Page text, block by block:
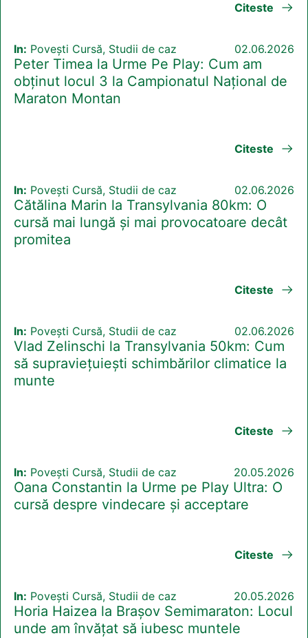
Citeste
In: Povești Cursă, Studii de caz 02.06.2026
Peter Timea la Urme Pe Play: Cum am
obținut locul 3 la Campionatul Național de
Maraton Montan
Citeste
In: Povești Cursă, Studii de caz 02.06.2026
Cătălina Marin la Transylvania 80km: O
cursă mai lungă și mai provocatoare decât
promitea
Citeste
In: Povești Cursă, Studii de caz 02.06.2026
Vlad Zelinschi la Transylvania 50km: Cum
să supraviețuiești schimbărilor climatice la
munte
Citeste
In: Povești Cursă, Studii de caz 20.05.2026
Oana Constantin la Urme pe Play Ultra: O
cursă despre vindecare și acceptare
Citeste
In: Povești Cursă, Studii de caz 20.05.2026
Horia Haizea la Brașov Semimaraton: Locul
unde am învățat să iubesc muntele